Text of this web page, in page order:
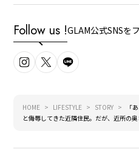
Follow us !GLAM公式SNSを
HOME LIFESTYLE STORY
「
と侮辱してきた近隣住民。だが、近所の